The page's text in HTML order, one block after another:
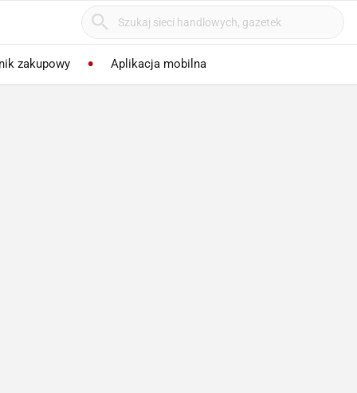
zakupowy Aplikacja mobilna